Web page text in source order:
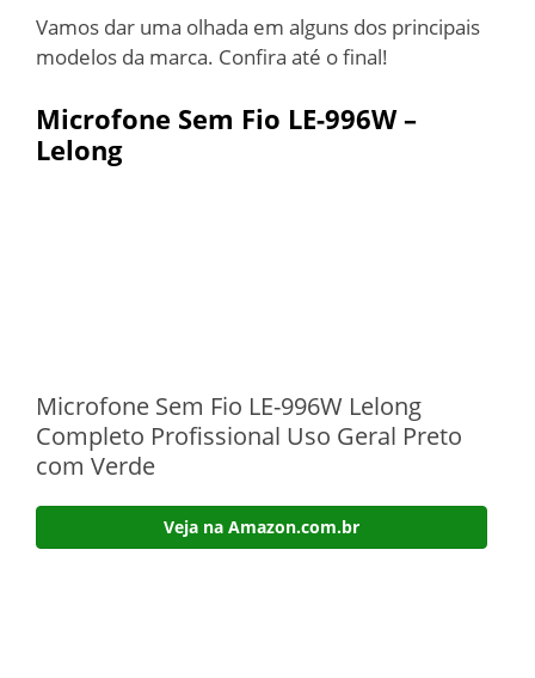
Vamos dar uma olhada em alguns dos principais
modelos da marca. Confira até o final!
Microfone Sem Fio LE-996W –
Lelong
Microfone Sem Fio LE-996W Lelong
Completo Profissional Uso Geral Preto
com Verde
Veja na Amazon.com.br